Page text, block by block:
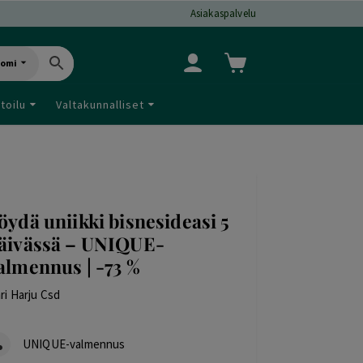
Asiakaspalvelu
Valtakunnalliset
uniikki bisnesideasi 5
– UNIQUE-
| -73 %
Harju Csd
UNIQUE-valmennus